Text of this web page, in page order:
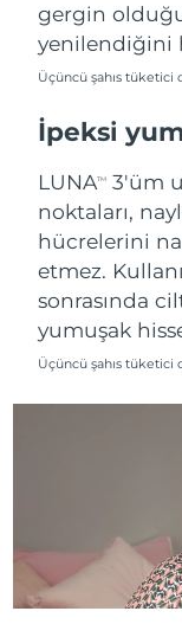
gergin
yenilendiğini
Üçüncü şahıs tüketici
İpeksi
LUNATM
3'üm
noktaları,
hücrelerini
etmez.
sonrasında
yumuşak
Üçüncü şahıs tüketici
Amerika
Devletleri
Vietnam